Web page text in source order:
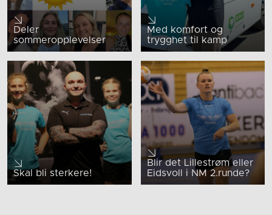
Deler
sommeropplevelser
Med komfort og
trygghet til kamp
Skal bli sterkere!
Blir det Lillestrøm eller
Eidsvoll i NM 2.runde?